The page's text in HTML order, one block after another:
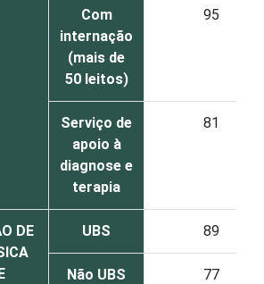
Com
internação
(mais de
50 leitos)
95
Serviço de
apoio à
diagnose e
terapia
81
DE
UBS 89
Não UBS 77